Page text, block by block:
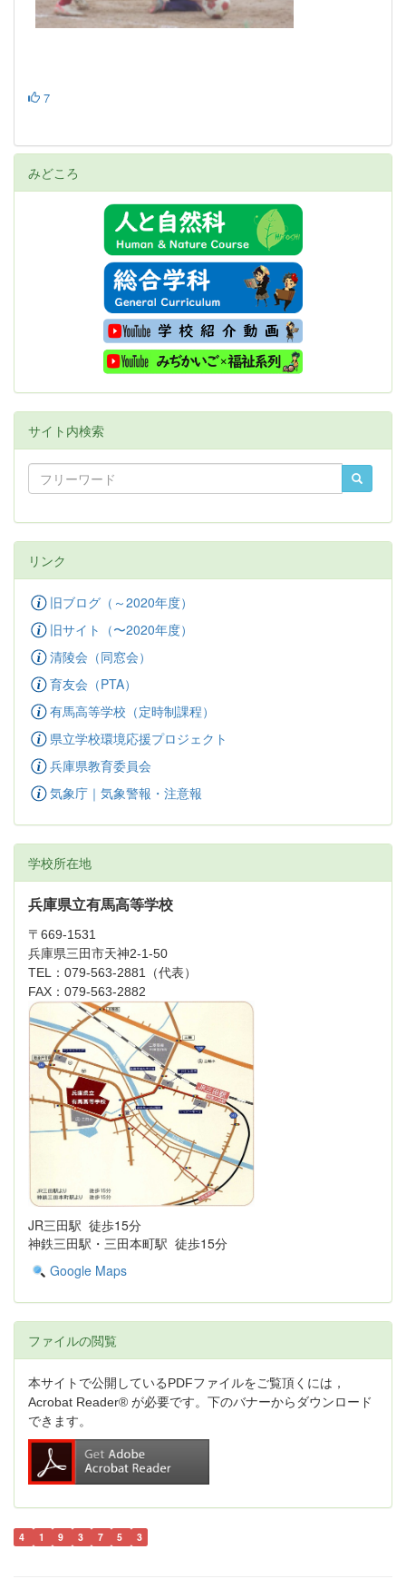
7
みどころ
サイト内検索
リンク
旧ブログ（～2020年度）
旧サイト（〜2020年度）
清陵会（同窓会）
育友会（PTA）
有馬高等学校（定時制課程）
県立学校環境応援プロジェクト
兵庫県教育委員会
気象庁｜気象警報・注意報
学校所在地
兵庫県立有馬高等学校
〒669-1531
兵庫県三田市天神2-1-50
TEL：079-563-2881（代表）
FAX：079-563-2882
JR三田駅 徒歩15分
神鉄三田駅・三田本町駅 徒歩15分
Google Maps
ファイルの閲覧
本サイトで公開しているPDFファイルをご覧頂くには，
Acrobat Reader® が必要です。下のバナーからダウンロード
できます。
4 1 9 3 7 5 3